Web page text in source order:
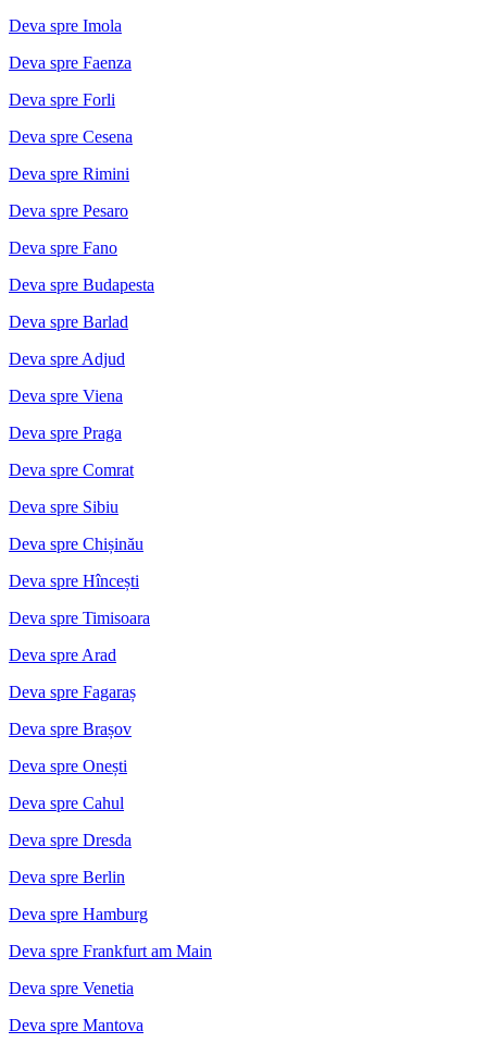
Deva spre Imola
Deva spre Faenza
Deva spre Forli
Deva spre Cesena
Deva spre Rimini
Deva spre Pesaro
Deva spre Fano
Deva spre Budapesta
Deva spre Barlad
Deva spre Adjud
Deva spre Viena
Deva spre Praga
Deva spre Comrat
Deva spre Sibiu
Deva spre Chișinău
Deva spre Hîncești
Deva spre Timisoara
Deva spre Arad
Deva spre Fagaraș
Deva spre Brașov
Deva spre Onești
Deva spre Cahul
Deva spre Dresda
Deva spre Berlin
Deva spre Hamburg
Deva spre Frankfurt am Main
Deva spre Venetia
Deva spre Mantova